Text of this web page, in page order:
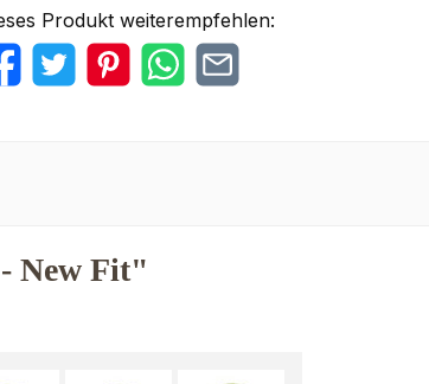
Produkt weiterempfehlen:
New Fit"